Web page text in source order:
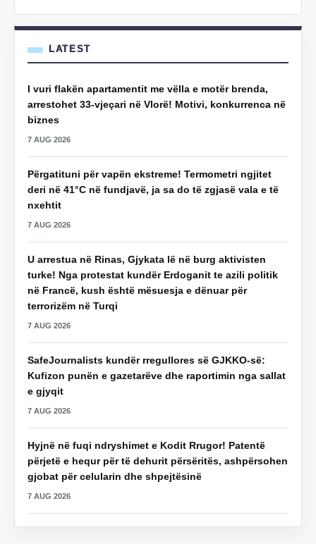
LATEST
I vuri flakën apartamentit me vëlla e motër brenda,
arrestohet 33-vjeçari në Vlorë! Motivi, konkurrenca në
biznes
7 AUG 2026
Përgatituni për vapën ekstreme! Termometri ngjitet
deri në 41°C në fundjavë, ja sa do të zgjasë vala e të
nxehtit
7 AUG 2026
U arrestua në Rinas, Gjykata lë në burg aktivisten
turke! Nga protestat kundër Erdoganit te azili politik
në Francë, kush është mësuesja e dënuar për
terrorizëm në Turqi
7 AUG 2026
SafeJournalists kundër rregullores së GJKKO-së:
Kufizon punën e gazetarëve dhe raportimin nga sallat
e gjyqit
7 AUG 2026
Hyjnë në fuqi ndryshimet e Kodit Rrugor! Patentë
përjetë e hequr për të dehurit përsëritës, ashpërsohen
gjobat për celularin dhe shpejtësinë
7 AUG 2026